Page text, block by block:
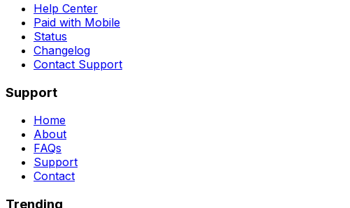
Help Center
Paid with Mobile
Status
Changelog
Contact Support
Support
Home
About
FAQs
Support
Contact
Trending